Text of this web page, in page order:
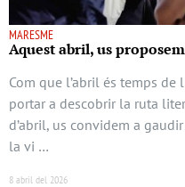
MARESME
Aquest abril, us
Com que l’abril és temps
portar a descobrir la ruta
d’abril, us convidem a
la vi …
8 abril del 2026